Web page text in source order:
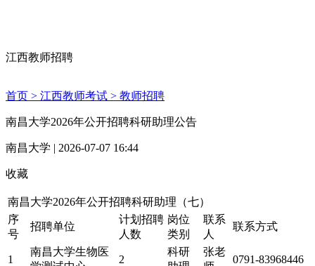
江西教师招聘
首页 > 江西教师考试 > 教师招聘
南昌大学2026年公开招聘科研助理公告
南昌大学 | 2026-07-07 16:44
收藏
南昌大学2026年公开招聘科研助理（七）
序
号
招聘单位
计划招聘
人数
岗位
类别
联系
人
联系方式
1
南昌大学生物医
2
科研
张老
0791-83968446